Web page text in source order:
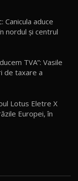
cucerit Moldova
AutoBlog.MD
Drive
Canicula aduce
nordul și centrul
TVA”: Vasile
de taxare a
Lotus Eletre X
Europei, în